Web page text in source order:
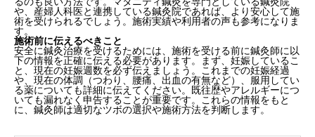
や、産婦人科医と連携している鍼灸院であれば、より安心して施
術を受けられるでしょう。施術実績や利用者の声も参考になりま
す。
施術前に伝えるべきこと
安全に鍼灸治療を受けるためには、施術を受ける前に鍼灸師に以
下の情報を正確に伝える必要があります。まず、妊娠しているこ
と、現在の妊娠週数を必ず伝えましょう。これまでの妊娠経過
や、現在の体調（つわり、腰痛、出血の有無など）、服用してい
る薬についても詳細に伝えてください。既往歴やアレルギーにつ
いても漏れなく申告することが重要です。これらの情報をもと
に、鍼灸師は適切なツボの選択や施術方法を判断します。